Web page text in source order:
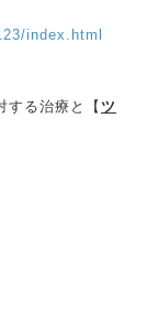
index.html
する治療と【 ツ